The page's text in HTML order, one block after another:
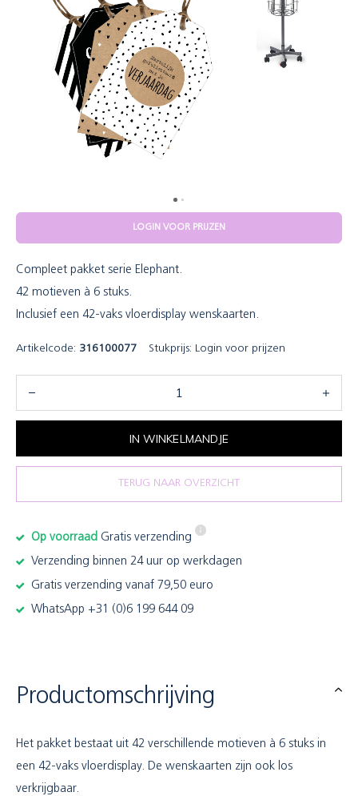
LOGIN VOOR PRIJZEN
Compleet pakket serie Elephant.
42 motieven à 6 stuks.
Inclusief een 42-vaks vloerdisplay wenskaarten.
Artikelcode: 316100077 Stukprijs: Login voor prijzen
IN WINKELMANDJE
TERUG NAAR OVERZICHT
Op voorraad Gratis verzending
Verzending binnen 24 uur op werkdagen
Gratis verzending vanaf 79,50 euro
WhatsApp +31 (0)6 199 644 09
Productomschrijving
Het pakket bestaat uit 42 verschillende motieven à 6 stuks in
een 42-vaks vloerdisplay. De wenskaarten zijn ook los
verkrijgbaar.